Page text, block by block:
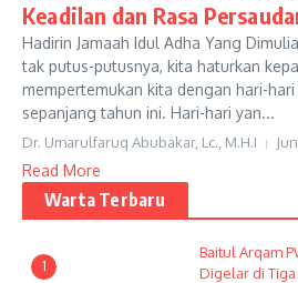
Keadilan dan Rasa
Hadirin Jamaah Idul Adha Yang
tak putus-putusnya, kita haturkan
mempertemukan kita dengan hari-
sepanjang tahun ini. Hari-hari yan...
Dr. Umarulfaruq Abubakar, Lc., M.H.I
Read More
Warta Terbaru
1
Baitul Arqam
Digelar di Tiga